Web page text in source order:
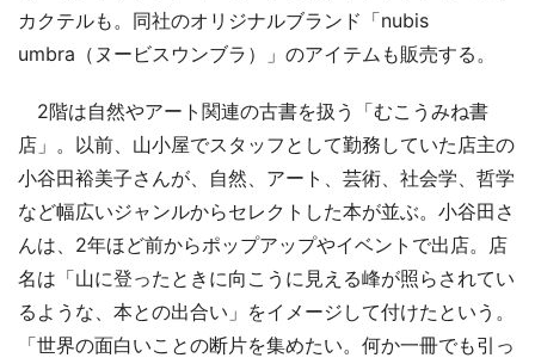
カクテルも。同社のオリジナルブランド「nubis
umbra（ヌービスウンブラ）」のアイテムも販売する。
2階は自然やアート関連の古書を扱う「むこうみね書
店」。以前、山小屋でスタッフとして勤務していた店主の
小谷田裕美子さんが、自然、アート、芸術、社会学、哲学
など幅広いジャンルからセレクトした本が並ぶ。小谷田さ
んは、2年ほど前からポップアップやイベントで出店。店
名は「山に登ったときに向こうに見える峰が照らされてい
るような、本との出合い」をイメージして付けたという。
「世界の面白いことの断片を集めたい。何か一冊でも引っ